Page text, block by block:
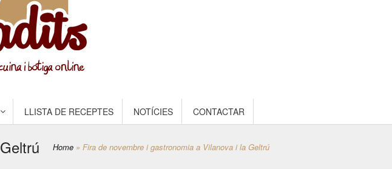
LLISTA DE RECEPTES NOTÍCIES CONTACTAR
Home » Fira de novembre i gastronomia a Vilanova i la Geltrú